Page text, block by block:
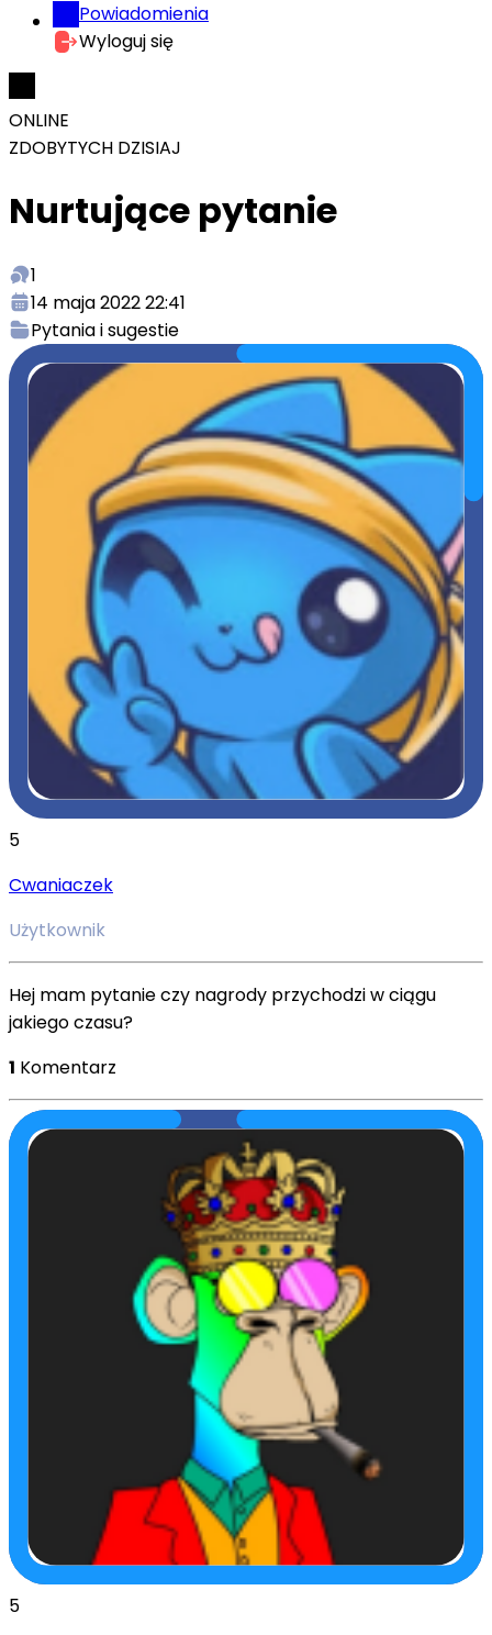
Powiadomienia
Wyloguj się
ONLINE
ZDOBYTYCH DZISIAJ
Nurtujące pytanie
1
14 maja 2022 22:41
Pytania i sugestie
5
Cwaniaczek
Użytkownik
Hej mam pytanie czy nagrody przychodzi w ciągu
jakiego czasu?
1 Komentarz
5